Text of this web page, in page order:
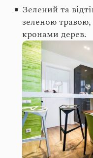
Зелений та
зеленою
кронами дерев.